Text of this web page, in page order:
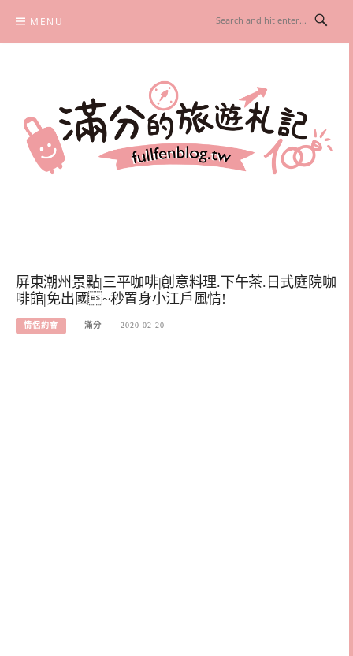
content
MENU
屏東潮州景點|三平咖啡|創意料理.下午茶.日式庭院咖
啡館|免出國~秒置身小江戶風情!
情侶約會 滿分 2020-02-20